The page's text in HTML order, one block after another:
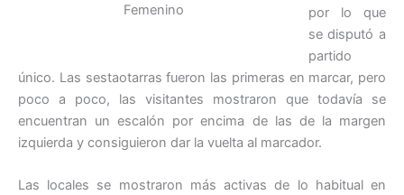
Femenino
por lo que
se disputó a
partido
único. Las sestaotarras fueron las primeras en marcar, pero
poco a poco, las visitantes mostraron que todavía se
encuentran un escalón por encima de las de la margen
izquierda y consiguieron dar la vuelta al marcador.
Las locales se mostraron más activas de lo habitual en